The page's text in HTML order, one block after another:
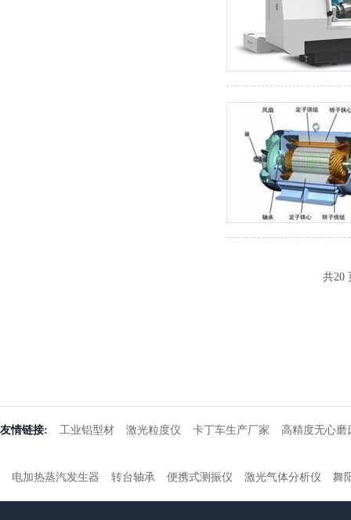
共20
友情链接: 工业铝型材 激光粒度仪 卡丁车生产厂家 高精度无心磨
电加热蒸汽发生器 转台轴承 便携式测振仪 激光气体分析仪 舞